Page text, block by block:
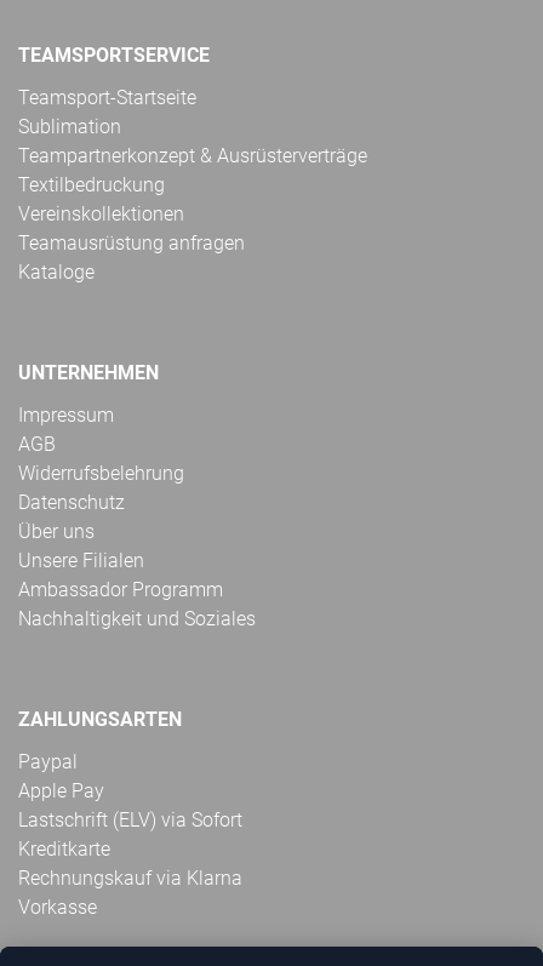
TEAMSPORTSERVICE
Teamsport-Startseite
Sublimation
Teampartnerkonzept & Ausrüsterverträge
Textilbedruckung
Vereinskollektionen
Teamausrüstung anfragen
Kataloge
UNTERNEHMEN
Impressum
AGB
Widerrufsbelehrung
Datenschutz
Über uns
Unsere Filialen
Ambassador Programm
Nachhaltigkeit und Soziales
ZAHLUNGSARTEN
Paypal
Apple Pay
Lastschrift (ELV) via Sofort
Kreditkarte
Rechnungskauf via Klarna
Vorkasse